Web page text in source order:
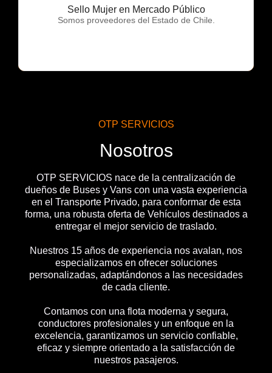
Sello Mujer en Mercado Público
Somos proveedores del Estado de Chile.
OTP Servicios
OTP SERVICIOS
Nosotros
OTP SERVICIOS nace de la centralización de
dueños de Buses y Vans con una vasta experiencia
en el Transporte Privado, para conformar de esta
forma, una robusta oferta de Vehículos destinados a
entregar el mejor servicio de traslado.
Nuestros 15 años de experiencia nos avalan, nos
especializamos en ofrecer soluciones
personalizadas, adaptándonos a las necesidades
de cada cliente.
Contamos con una flota moderna y segura,
conductores profesionales y un enfoque en la
excelencia, garantizamos un servicio confiable,
eficaz y siempre orientado a la satisfacción de
nuestros pasajeros.